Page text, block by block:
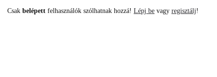
Csak belépett felhasználók szólhatnak hozzá! Lépj be vagy regisztálj!